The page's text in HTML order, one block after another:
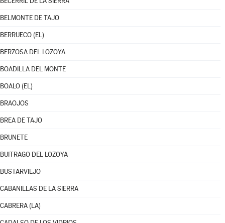
BELMONTE DE TAJO
BERRUECO (EL)
BERZOSA DEL LOZOYA
BOADILLA DEL MONTE
BOALO (EL)
BRAOJOS
BREA DE TAJO
BRUNETE
BUITRAGO DEL LOZOYA
BUSTARVIEJO
CABANILLAS DE LA SIERRA
CABRERA (LA)